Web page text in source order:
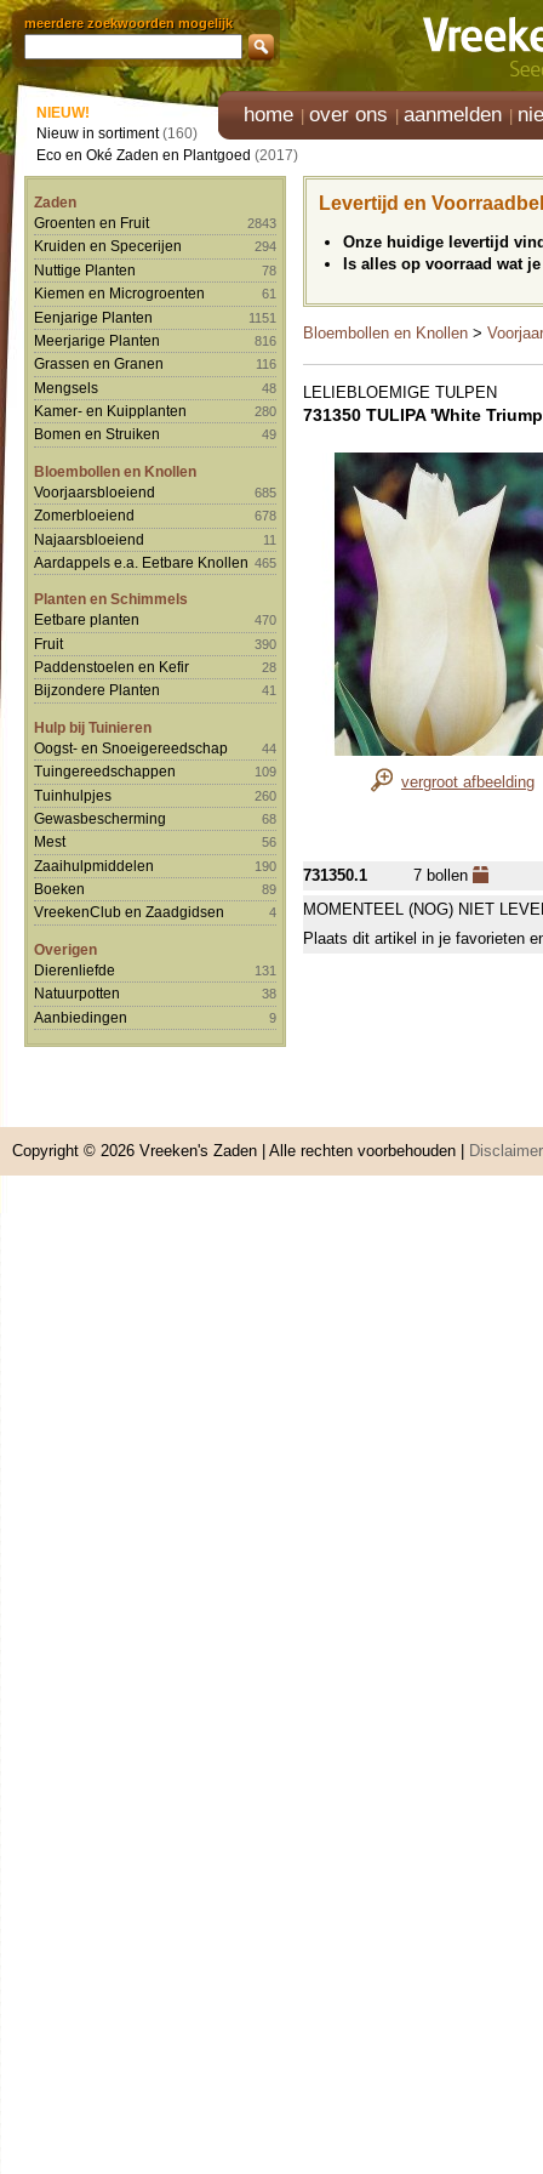
meerdere zoekwoorden mogelijk
home over ons aanmelden
NIEUW!
Nieuw in sortiment(160)
Eco en Oké Zaden en Plantgoed (2017)
Zaden
Groenten en Fruit
2843
Kruiden en Specerijen 294
Nuttige Planten 78
Kiemen en Microgroenten 61
Eenjarige Planten 1151
Meerjarige Planten 816
Grassen en Granen 116
Mengsels 48
Kamer- en Kuipplanten 280
Bomen en Struiken 49
Bloembollen en Knollen
Voorjaarsbloeiend
685
Zomerbloeiend 678
Najaarsbloeiend 11
Aardappels e.a. Eetbare Knollen 465
Planten en Schimmels
Eetbare planten
470
Fruit 390
Paddenstoelen en Kefir 28
Bijzondere Planten 41
Hulp bij Tuinieren
Oogst- en Snoeigereedschap
44
Tuingereedschappen 109
Tuinhulpjes 260
Gewasbescherming 68
Mest 56
Zaaihulpmiddelen 190
Boeken 89
VreekenClub en Zaadgidsen 4
Overigen
Dierenliefde
131
Natuurpotten 38
Aanbiedingen 9
Levertijd en
Onze huidige levertijd
Is alles op voorraad wat
Bloembollen en Knollen >
LELIEBLOEMIGE TULPEN
731350 TULIPA 'White
vergroot afbeelding
731350.1
7 bollen
MOMENTEEL (NOG) NIET
Plaats dit artikel in je favorieten
Copyright © 2026 Vreeken's Zaden | Alle rechten voorbehouden | Disclaimer